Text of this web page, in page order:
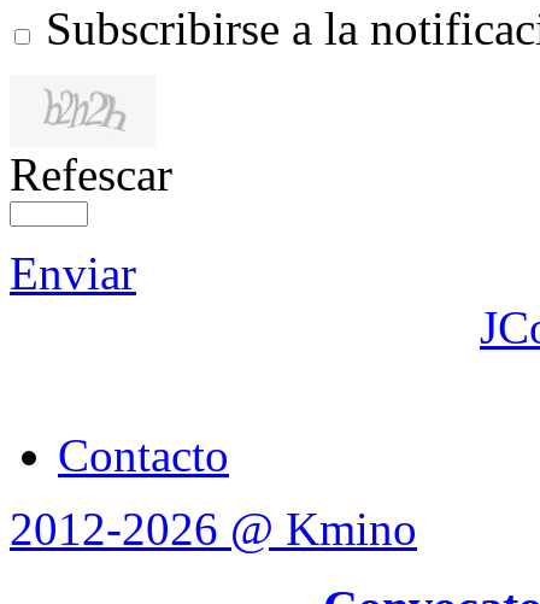
Subscribirse a la
Refescar
Enviar
Contacto
2012-2026 @ Kmino